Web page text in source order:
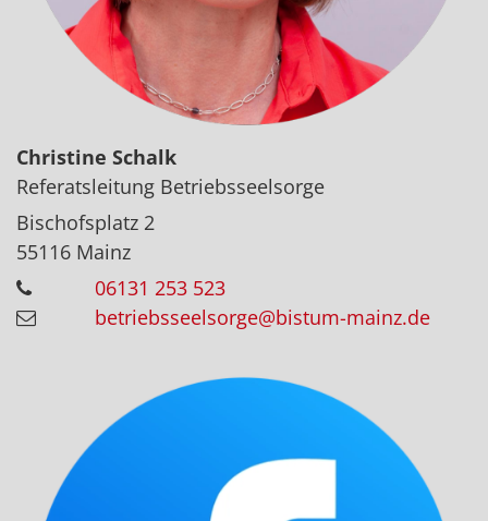
Christine Schalk
Referatsleitung Betriebsseelsorge
Bischofsplatz 2
55116 Mainz
06131 253 523
betriebsseelsorge@bistum-mainz.de